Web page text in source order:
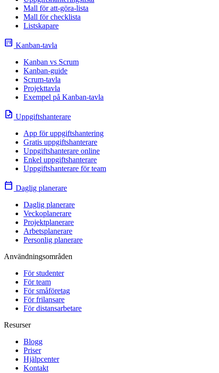
Mall för att-göra-lista
Mall för checklista
Listskapare
view_kanban Kanban-tavla
Kanban vs Scrum
Kanban-guide
Scrum-tavla
Projekttavla
Exempel på Kanban-tavla
task Uppgiftshanterare
App för uppgiftshantering
Gratis uppgiftshanterare
Uppgiftshanterare online
Enkel uppgiftshanterare
Uppgiftshanterare för team
calendar_today Daglig planerare
Daglig planerare
Veckoplanerare
Projektplanerare
Arbetsplanerare
Personlig planerare
Användningsområden
För studenter
För team
För småföretag
För frilansare
För distansarbetare
Resurser
Blogg
Priser
Hjälpcenter
Kontakt